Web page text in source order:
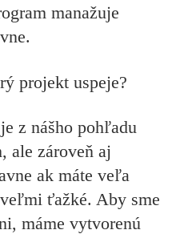
manažuje
projekt uspeje?
z nášho pohľadu
ale zároveň aj
ak máte veľa
ťažké. Aby sme
máme vytvorenú